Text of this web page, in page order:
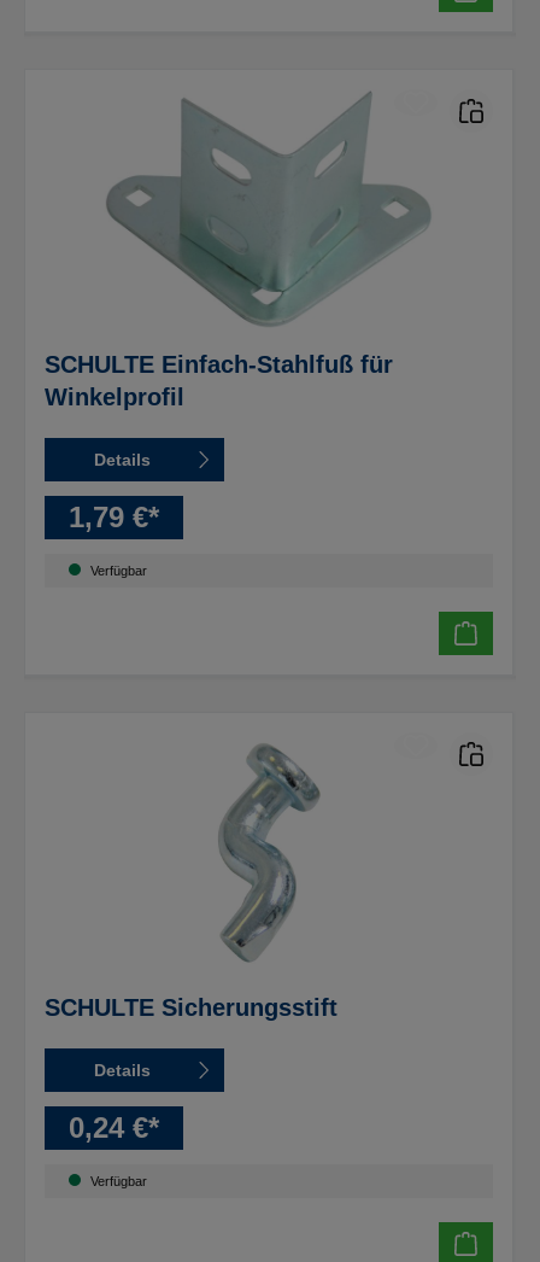
SCHULTE Einfach-Stahlfuß für
Winkelprofil
Details
1,79 €*
Verfügbar
SCHULTE Sicherungsstift
Details
0,24 €*
Verfügbar